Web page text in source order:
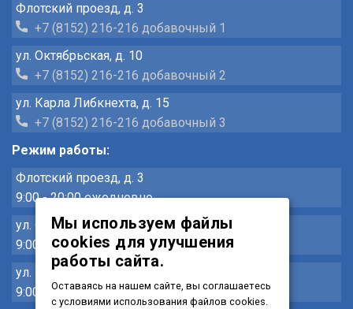
Флотский проезд, д. 3
+7 (8152) 216-216 добавочный 1
ул. Октябрьская, д. 10
+7 (8152) 216-216 добавочный 2
ул. Карла Либкнехта, д. 15
+7 (8152) 216-216 добавочный 3
Режим работы:
Флотский проезд, д. 3
9:00 - 20:00 ежедневно
ул. Октябрьская, д. 10
9:00 - 20:00 ежедневно
ул. Карла Либкнехта, д. 15
9:00 - 20:00 ежедневно
Мы используем файлы
cookies для улучшения
работы сайта.
Оставаясь на нашем сайте, вы соглашаетесь
с условиями использования файлов cookies.